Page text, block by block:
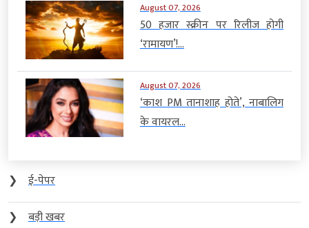
August 07, 2026
50 हजार स्क्रीन पर रिलीज होगी
‘रामायण’!...
August 07, 2026
‘काश PM तानाशाह होते’, नाबालिग
के वायरल...
❯
ई-पेपर
❯
बड़ी खबर